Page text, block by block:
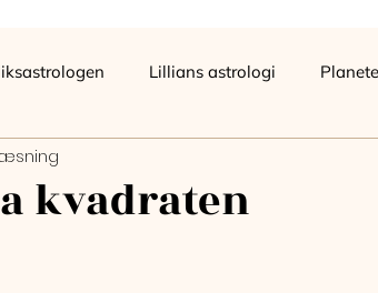
Lillians astrologi
kvadraten